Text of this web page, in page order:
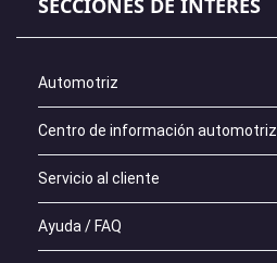
SECCIONES DE INTERÉS
Automotriz
Centro de información automotriz
Servicio al cliente
Ayuda / FAQ